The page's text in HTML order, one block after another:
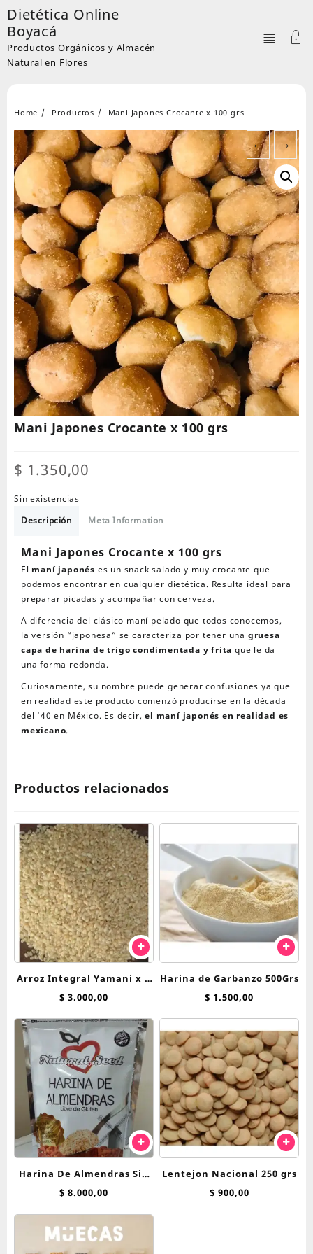
Skip
to
content
Dietética Online
Boyacá
Productos Orgánicos y Almacén
Natural en Flores
Home Productos Mani Japones Crocante x 100 grs
← →
Mani Japones Crocante x 100 grs
$ 1.350,00
Sin existencias
Descripción
Meta Information
Mani Japones Crocante x 100 grs
El maní japonés es un snack salado y muy crocante que
podemos encontrar en cualquier dietética. Resulta ideal para
preparar picadas y acompañar con cerveza.
A diferencia del clásico maní pelado que todos conocemos,
la versión “japonesa” se caracteriza por tener una gruesa
capa de harina de trigo condimentada y frita que le da
una forma redonda.
Curiosamente, su nombre puede generar confusiones ya que
en realidad este producto comenzó producirse en la década
del ’40 en México. Es decir,el maní japonés en realidad es
mexicano.
Productos relacionados
Arroz Integral Yamani x 1
kilo
$ 3.000,00
Harina de Garbanzo 500Grs
$ 1.500,00
Harina De Almendras Sin
$ 8.000,00
Lentejon Nacional 250 grs
$ 900,00